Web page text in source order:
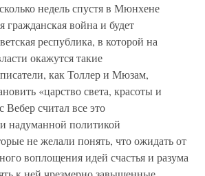
недель спустя в Мюнхене
гражданская война и будет
республика, в которой на
окажутся такие
как Толлер и Мюзам,
«царство света, красоты и
считал все это
надуманной политикой
не желали понять, что ожидать от
воплощения идей счастья и разума